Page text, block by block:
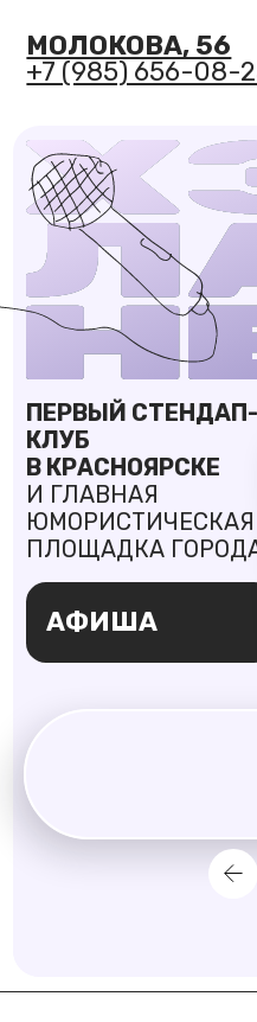
МОЛОКОВА, 56
+7 (985) 656-08-25
ПЕРВЫЙ СТЕНДАП-
КЛУБ
В КРАСНОЯРСКЕ
И ГЛАВНАЯ
ЮМОРИСТИЧЕСКАЯ
МОЛОКОВА, 56
+7 (985) 656-08-25
АФИША
СБ ВС